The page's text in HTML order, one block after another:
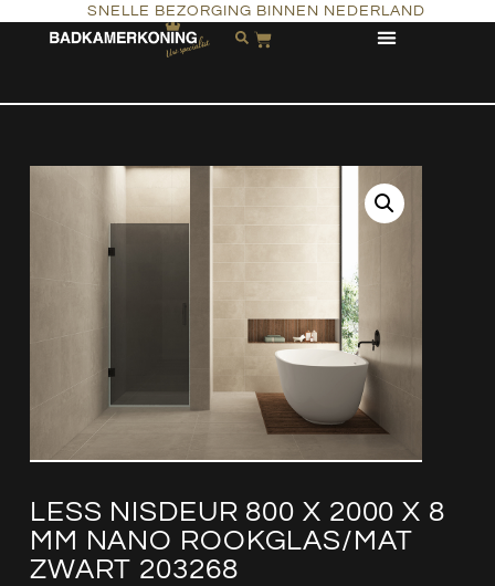
SNELLE BEZORGING BINNEN NEDERLAND
LESS NISDEUR 800 X 2000 X 8
MM NANO ROOKGLAS/MAT
ZWART 203268